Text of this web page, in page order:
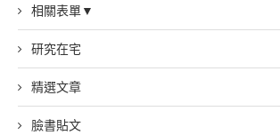
相關表單▼
研究在宅
精選文章
臉書貼文